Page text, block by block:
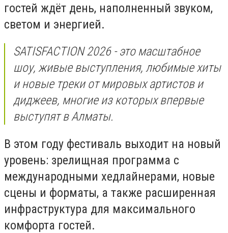
гостей ждёт день, наполненный звуком,
светом и энергией.
SATISFACTION 2026 - это масштабное
шоу, живые выступления, любимые хиты
и новые треки от мировых артистов и
диджеев, многие из которых впервые
выступят в Алматы.
В этом году фестиваль выходит на новый
уровень: зрелищная программа с
международными хедлайнерами, новые
сцены и форматы, а также расширенная
инфраструктура для максимального
комфорта гостей.